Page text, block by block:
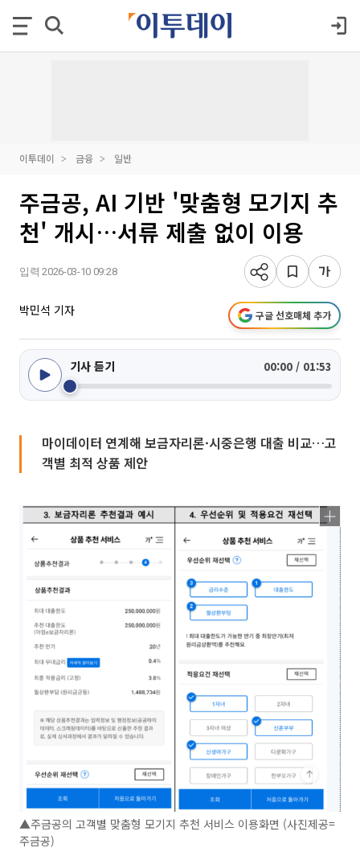
이투데이 금융 일반
주금공, AI 기반 '맞춤형 모기지 추
천' 개시…서류 제출 없이 이용
입력 2026-03-10 09:28
박민석 기자 구글 선호매체 추가
기사 듣기 00:00 / 01:53
마이데이터 연계해 보금자리론·시중은행 대출 비교…고
객별 최적 상품 제안
▲주금공의 고객별 맞춤형 모기지 추천 서비스 이용화면 (사진제공=
주금공)